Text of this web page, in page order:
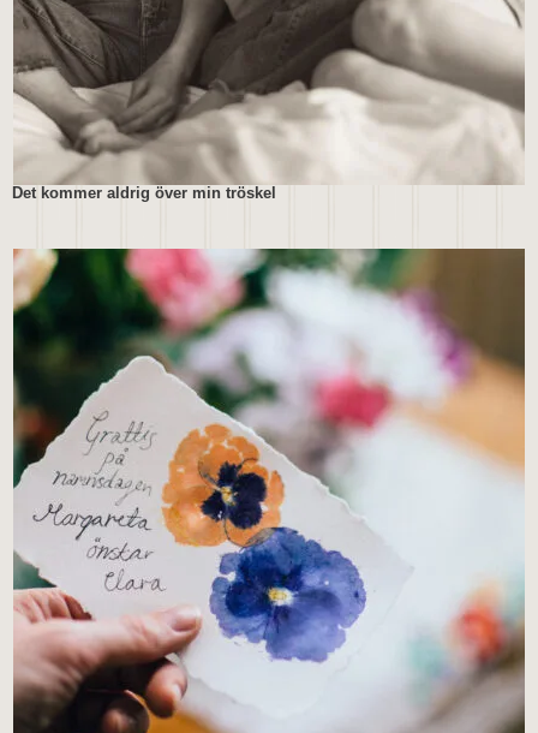
Det kommer aldrig över min tröskel